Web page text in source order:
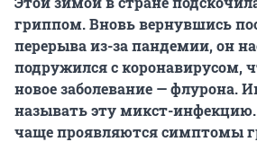
гриппом. Вновь вернувшись
перерыва из-за пандемии, он
подружился с коронавирусом,
новое заболевание — флурона.
называть эту микст-
чаще проявляются симптомы